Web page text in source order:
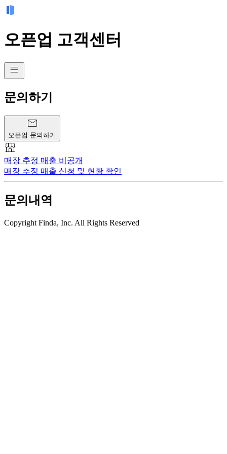
오픈업 고객센터
문의하기
오픈업 문의하기
매장 추정 매출 비공개
매장 추정 매출 신청 및 현황 확인
문의내역
Copyright Finda, Inc. All Rights Reserved